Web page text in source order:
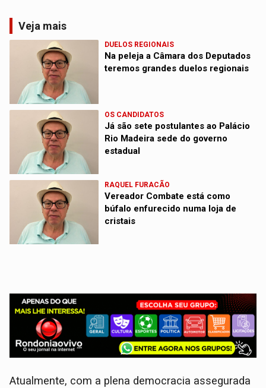
Veja mais
DUELOS REGIONAIS
Na peleja a Câmara dos Deputados
teremos grandes duelos regionais
OS CANDIDATOS
Já são sete postulantes ao Palácio
Rio Madeira sede do governo
estadual
RAQUEL FURACÃO
Vereador Combate está como
búfalo enfurecido numa loja de
cristais
Atualmente, com a plena democracia assegurada